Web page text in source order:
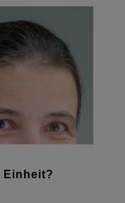
Einheit?